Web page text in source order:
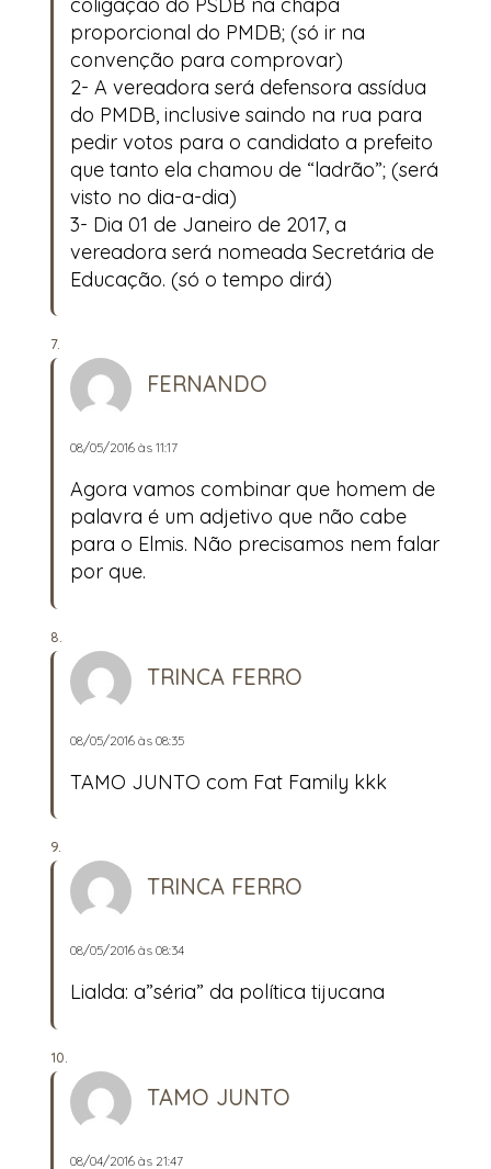
proporcional do PMDB; (só ir na
convenção para comprovar)
2- A vereadora será defensora assídua
do PMDB, inclusive saindo na rua para
pedir votos para o candidato a prefeito
que tanto ela chamou de “ladrão”; (será
visto no dia-a-dia)
3- Dia 01 de Janeiro de 2017, a
vereadora será nomeada Secretária de
Educação. (só o tempo dirá)
FERNANDO
08/05/2016 às 11:17
Agora vamos combinar que homem de
palavra é um adjetivo que não cabe
para o Elmis. Não precisamos nem falar
por que.
TRINCA FERRO
08/05/2016 às 08:35
TAMO JUNTO com Fat Family kkk
TRINCA FERRO
08/05/2016 às 08:34
Lialda: a”séria” da política tijucana
TAMO JUNTO
08/04/2016 às 21:47